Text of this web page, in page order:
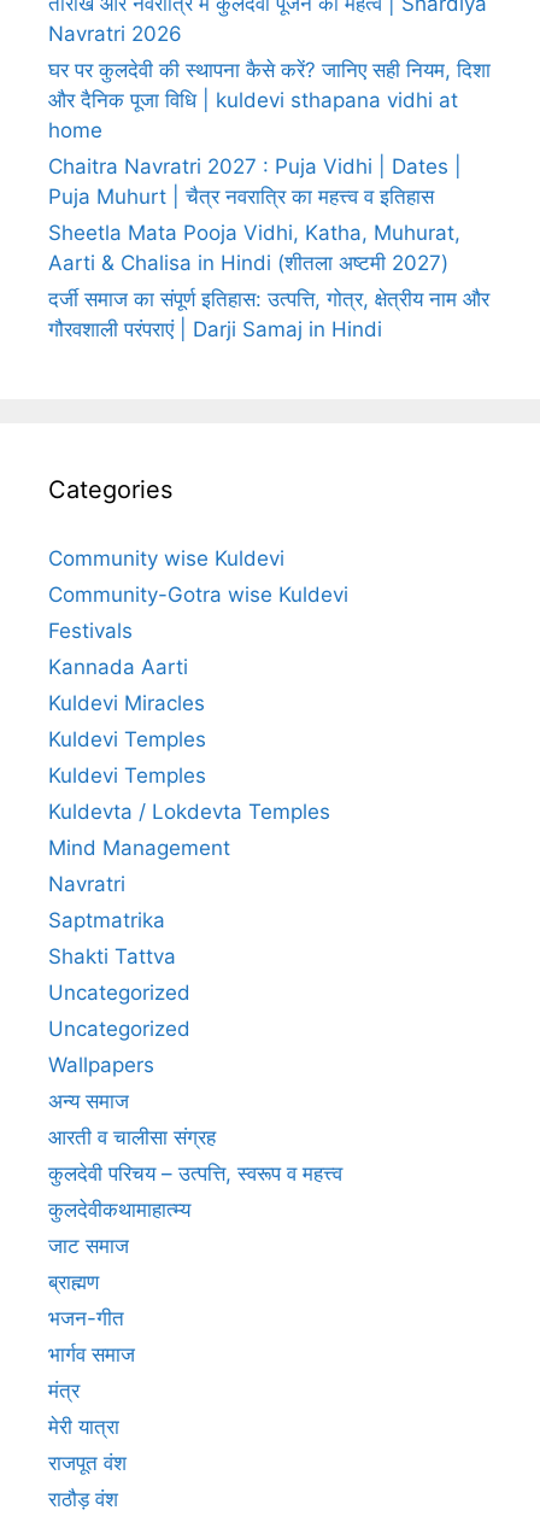
Navratri 2026
घर पर कुलदेवी की स्थापना कैसे करें? जानिए सही नियम, दिशा
और दैनिक पूजा विधि | kuldevi sthapana vidhi at
home
Chaitra Navratri 2027 : Puja Vidhi | Dates |
Puja Muhurt | चैत्र नवरात्रि का महत्त्व व इतिहास
Sheetla Mata Pooja Vidhi, Katha, Muhurat,
Aarti & Chalisa in Hindi (शीतला अष्टमी 2027)
दर्जी समाज का संपूर्ण इतिहास: उत्पत्ति, गोत्र, क्षेत्रीय नाम और
गौरवशाली परंपराएं | Darji Samaj in Hindi
Categories
Community wise Kuldevi
Community-Gotra wise Kuldevi
Festivals
Kannada Aarti
Kuldevi Miracles
Kuldevi Temples
Kuldevi Temples
Kuldevta / Lokdevta Temples
Mind Management
Navratri
Saptmatrika
Shakti Tattva
Uncategorized
Uncategorized
Wallpapers
अन्य समाज
आरती व चालीसा संग्रह
कुलदेवी परिचय – उत्पत्ति, स्वरूप व महत्त्व
कुलदेवीकथामाहात्म्य
जाट समाज
ब्राह्मण
भजन-गीत
भार्गव समाज
मंत्र
मेरी यात्रा
राजपूत वंश
राठौड़ वंश